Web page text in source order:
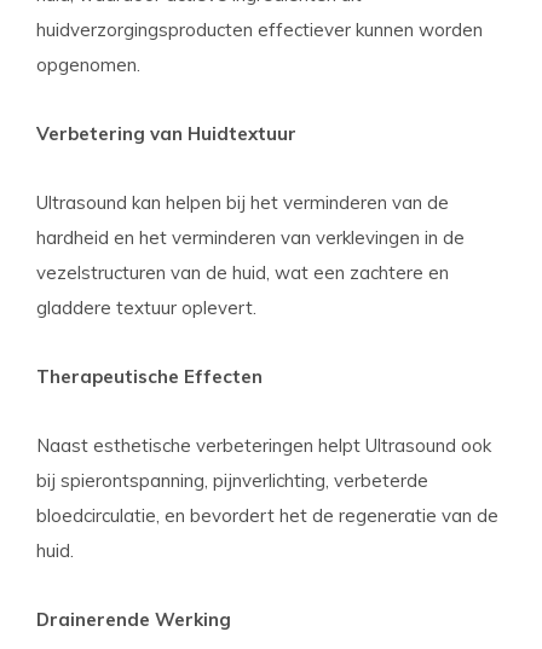
huidverzorgingsproducten effectiever kunnen worden
opgenomen.
Verbetering van Huidtextuur
Ultrasound kan helpen bij het verminderen van de
hardheid en het verminderen van verklevingen in de
vezelstructuren van de huid, wat een zachtere en
gladdere textuur oplevert.
Therapeutische Effecten
Naast esthetische verbeteringen helpt Ultrasound ook
bij spierontspanning, pijnverlichting, verbeterde
bloedcirculatie, en bevordert het de regeneratie van de
huid.
Drainerende Werking